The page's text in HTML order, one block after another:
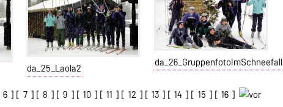
da_25_Laola2 da_26_GruppenfotoImSchneefall
6 ] [ 7 ] [ 8 ] [ 9 ] [ 10 ] [ 11 ] [ 12 ] [ 13 ] [ 14 ] [ 15 ] [ 16 ]